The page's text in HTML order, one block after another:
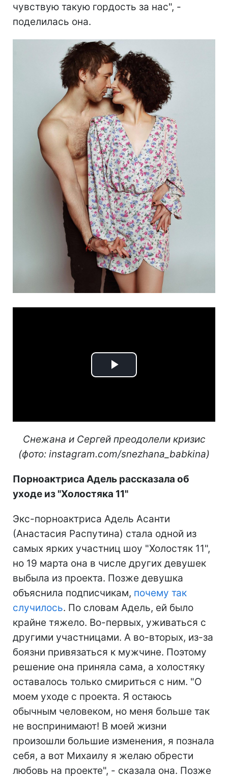
чувствую такую гордость за нас", -
поделилась она.
Play
Снежана и Сергей преодолели кризис
(фото: instagram.com/snezhana_babkina)
Порноактриса Адель рассказала об
уходе из "Холостяка 11"
Экс-порноактриса Адель Асанти
(Анастасия Распутина) стала одной из
самых ярких участниц шоу "Холостяк 11",
но 19 марта она в числе других девушек
выбыла из проекта. Позже девушка
объяснила подписчикам, почему так
случилось. По словам Адель, ей было
крайне тяжело. Во-первых, уживаться с
другими участницами. А во-вторых, из-за
боязни привязаться к мужчине. Поэтому
решение она приняла сама, а холостяку
оставалось только смириться с ним. "О
моем уходе с проекта. Я остаюсь
обычным человеком, но меня больше так
не воспринимают! В моей жизни
произошли большие изменения, я познала
себя, а вот Михаилу я желаю обрести
любовь на проекте", - сказала она. Позже